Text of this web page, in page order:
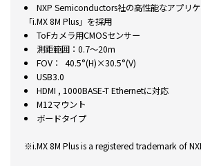
NXP Semiconductors社の高性能なアプリ
「i.MX 8M Plus」を採用
ToFカメラ用CMOSセンサー
測距範囲：0.7～20m
FOV： 40.5°(H)×30.5°(V)​
USB3.0
HDMI , 1000BASE-T Ethernetに対応
M12マウント
ボードタイプ
※i.MX 8M Plus is a registered trademark of